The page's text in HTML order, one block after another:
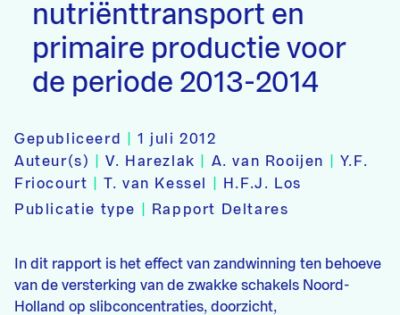
nutriënttransport en
primaire productie voor
de periode 2013-2014
Gepubliceerd |1 juli 2012
Auteur(s)
|V. Harezlak A. van Rooijen
Y.F.
Friocourt
|T. van Kessel
H.F.J. Los
Publicatie type
Rapport Deltares
In dit rapport is het effect van zandwinning ten behoeve
van de versterking van de zwakke schakels Noord-
Holland op slibconcentraties, doorzicht,